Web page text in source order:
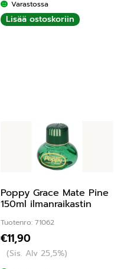
Varastossa
Lisää ostoskoriin
Poppy Grace Mate Pine
150ml ilmanraikastin
Tuotenro: 71062
€11,90
(Sis. Alv 25,5%)